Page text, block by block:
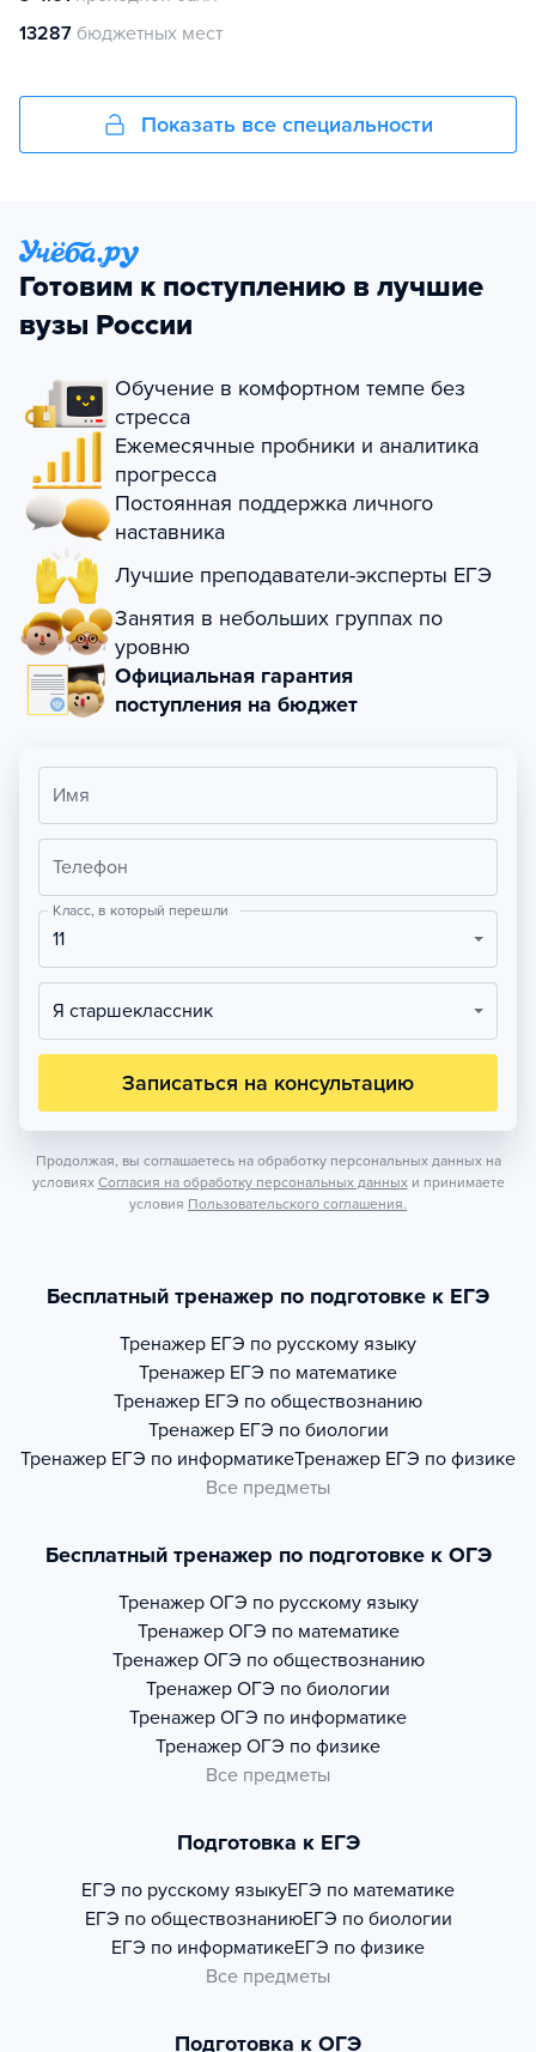
13287 бюджетных мест
Показать все специальности
Готовим к поступлению в лучшие
вузы России
Обучение в комфортном темпе без
стресса
Ежемесячные пробники и аналитика
прогресса
Постоянная поддержка личного
наставника
Лучшие преподаватели-эксперты ЕГЭ
Занятия в небольших группах по
уровню
Официальная гарантия
поступления на бюджет
Имя
Телефон
Класс, в который перешли
11
Я старшеклассник
Записаться на консультацию
Продолжая, вы соглашаетесь на обработку персональных данных на
условиях Согласия на обработку персональных данных и принимаете
условия Пользовательского соглашения.
Бесплатный тренажер по подготовке к ЕГЭ
Тренажер ЕГЭ по русскому языку
Тренажер ЕГЭ по математике
Тренажер ЕГЭ по обществознанию
Тренажер ЕГЭ по биологии
Тренажер ЕГЭ по информатикеТренажер ЕГЭ по физике
Все предметы
Бесплатный тренажер по подготовке к ОГЭ
Тренажер ОГЭ по русскому языку
Тренажер ОГЭ по математике
Тренажер ОГЭ по обществознанию
Тренажер ОГЭ по биологии
Тренажер ОГЭ по информатике
Тренажер ОГЭ по физике
Все предметы
Подготовка к ЕГЭ
ЕГЭ по русскому языкуЕГЭ по математике
ЕГЭ по обществознаниюЕГЭ по биологии
ЕГЭ по информатикеЕГЭ по физике
Все предметы
Подготовка к ОГЭ